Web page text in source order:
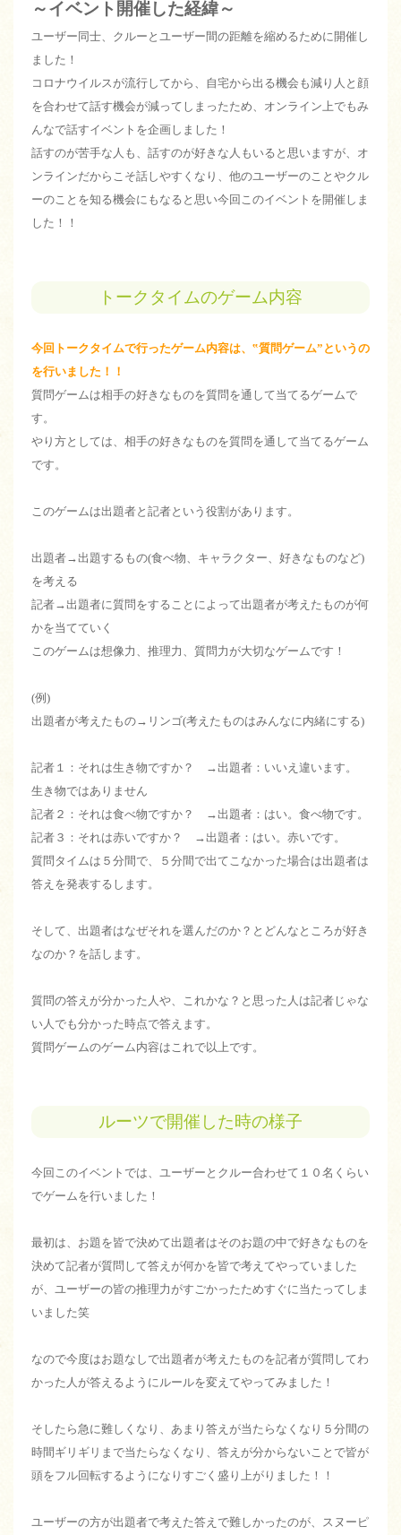
～イベント開催した経緯～
ユーザー同士、クルーとユーザー間の距離を縮めるために開催し
ました！
コロナウイルスが流行してから、自宅から出る機会も減り人と顔
を合わせて話す機会が減ってしまったため、オンライン上でもみ
んなで話すイベントを企画しました！
話すのが苦手な人も、話すのが好きな人もいると思いますが、オ
ンラインだからこそ話しやすくなり、他のユーザーのことやクル
ーのことを知る機会にもなると思い今回このイベントを開催しま
した！！
トークタイムのゲーム内容
今回トークタイムで行ったゲーム内容は、‟質問ゲーム”というの
を行いました！！
質問ゲームは相手の好きなものを質問を通して当てるゲームで
す。
やり方としては、相手の好きなものを質問を通して当てるゲーム
です。
このゲームは出題者と記者という役割があります。
出題者→出題するもの(食べ物、キャラクター、好きなものなど)
を考える
記者→出題者に質問をすることによって出題者が考えたものが何
かを当てていく
このゲームは想像力、推理力、質問力が大切なゲームです！
(例)
出題者が考えたもの→リンゴ(考えたものはみんなに内緒にする)
記者１：それは生き物ですか？ →出題者：いいえ違います。
生き物ではありません
記者２：それは食べ物ですか？ →出題者：はい。食べ物です。
記者３：それは赤いですか？ →出題者：はい。赤いです。
質問タイムは５分間で、５分間で出てこなかった場合は出題者は
答えを発表するします。
そして、出題者はなぜそれを選んだのか？とどんなところが好き
なのか？を話します。
質問の答えが分かった人や、これかな？と思った人は記者じゃな
い人でも分かった時点で答えます。
質問ゲームのゲーム内容はこれで以上です。
ルーツで開催した時の様子
今回このイベントでは、ユーザーとクルー合わせて１０名くらい
でゲームを行いました！
最初は、お題を皆で決めて出題者はそのお題の中で好きなものを
決めて記者が質問して答えが何かを皆で考えてやっていました
が、ユーザーの皆の推理力がすごかったためすぐに当たってしま
いました笑
なので今度はお題なしで出題者が考えたものを記者が質問してわ
かった人が答えるようにルールを変えてやってみました！
そしたら急に難しくなり、あまり答えが当たらなくなり５分間の
時間ギリギリまで当たらなくなり、答えが分からないことで皆が
頭をフル回転するようになりすごく盛り上がりました！！
ユーザーの方が出題者で考えた答えで難しかったのが、スヌーピ